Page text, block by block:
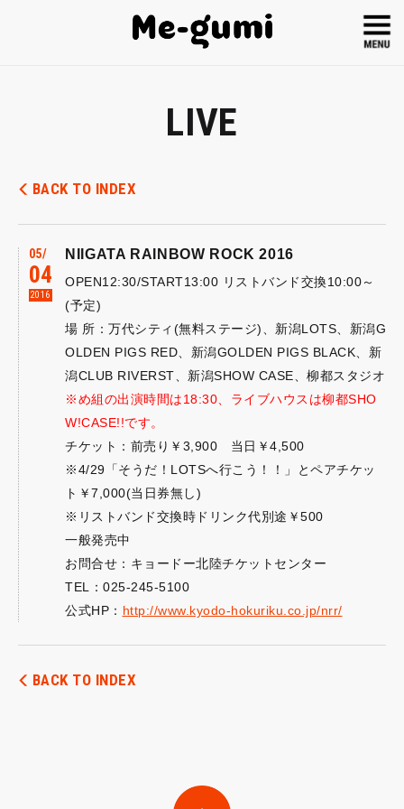
LIVE
BACK TO INDEX
05
04
2016
NIIGATA RAINBOW ROCK 2016
OPEN12:30/START13:00 リストバンド交換10:00～
(予定)
場 所：万代シティ(無料ステージ)、新潟LOTS、新潟G
OLDEN PIGS RED、新潟GOLDEN PIGS BLACK、新
潟CLUB RIVERST、新潟SHOW CASE、柳都スタジオ
※め組の出演時間は18:30、ライブハウスは柳都SHO
W!CASE!!です。
チケット：前売り￥3,900 当日￥4,500
※4/29「そうだ！LOTSへ行こう！！」とペアチケッ
ト￥7,000(当日券無し)
※リストバンド交換時ドリンク代別途￥500
一般発売中
お問合せ：キョードー北陸チケットセンター
TEL：025-245-5100
公式HP： http://www.kyodo-hokuriku.co.jp/nrr/
BACK TO INDEX